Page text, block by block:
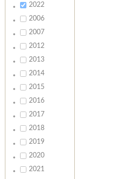
2022
2006
2007
2012
2013
2014
2015
2016
2017
2018
2019
2020
2021